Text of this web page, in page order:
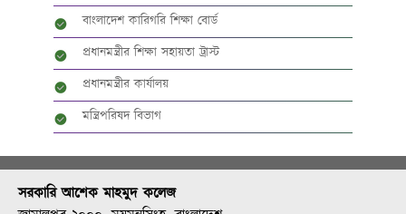
বাংলাদেশ কারিগরি শিক্ষা বোর্ড
প্রধানমন্ত্রীর শিক্ষা সহায়তা ট্রাস্ট
প্রধানমন্ত্রীর কার্যালয়
মন্ত্রিপরিষদ বিভাগ
সরকারি আশেক মাহমুদ কলেজ